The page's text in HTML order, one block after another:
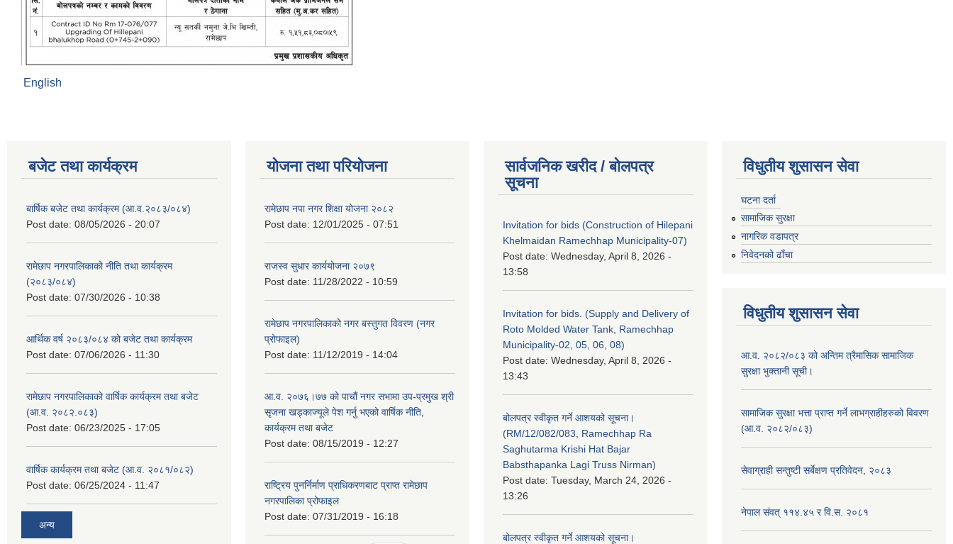
English
बजेट तथा कार्यक्रम
बार्षिक बजेट तथा कार्यक्रम (आ.व.२०८३/०८४)
Post date: 08/05/2026 - 20:07
रामेछाप नगरपालिकाको नीति तथा कार्यक्रम
(२०८३/०८४)
Post date: 07/30/2026 - 10:38
आर्थिक वर्ष २०८३/०८४ को बजेट तथा कार्यक्रम
Post date: 07/06/2026 - 11:30
रामेछाप नगरपालिकाको वार्षिक कार्यक्रम तथा बजेट
(आ.व. २०८२.०८३)
Post date: 06/23/2025 - 17:05
वार्षिक कार्यक्रम तथा बजेट (आ.व. २०८१/०८२)
Post date: 06/25/2024 - 11:47
अन्य
योजना तथा परियोजना
रामेछाप नपा नगर शिक्षा योजना २०८२
Post date: 12/01/2025 - 07:51
राजस्व सुधार कार्ययोजना २०७९
Post date: 11/28/2022 - 10:59
रामेछाप नगरपालिकाको नगर बस्तुगत विवरण (नगर
प्रोफाइल)
Post date: 11/12/2019 - 14:04
आ.व. २०७६।७७ को पाचौं नगर सभामा उप-प्रमुख श्री
सृजना खड्काज्यूले पेश गर्नु भएको वार्षिक नीति,
कार्यक्रम तथा बजेट
Post date: 08/15/2019 - 12:27
राष्ट्रिय पुनर्निर्माण प्राधिकरणबाट प्राप्त रामेछाप
नगरपालिका प्रोफाइल
Post date: 07/31/2019 - 16:18
सार्वजनिक खरीद / बोलपत्र
सूचना
Invitation for bids (Construction of Hilepani
Khelmaidan Ramechhap Municipality-07)
Post date: Wednesday, April 8, 2026 -
13:58
Invitation for bids. (Supply and Delivery of
Roto Molded Water Tank, Ramechhap
Municipality-02, 05, 06, 08)
Post date: Wednesday, April 8, 2026 -
13:43
बोलपत्र स्वीकृत गर्ने आशयको सूचना।
(RM/12/082/083, Ramechhap Ra
Saghutarma Krishi Hat Bajar
Babsthapanka Lagi Truss Nirman)
Post date: Tuesday, March 24, 2026 -
13:26
बोलपत्र स्वीकृत गर्ने आशयको सूचना।
विधुतीय शुसासन सेवा
घटना दर्ता
सामाजिक सुरक्षा
नागरिक वडापत्र
निवेदनको ढाँचा
विधुतीय शुसासन सेवा
आ.व. २०८२/०८३ को अन्तिम त्रैमासिक सामाजिक
सुरक्षा भुक्तानी सूची।
सामाजिक सुरक्षा भत्ता प्राप्त गर्ने लाभग्राहीहरुको विवरण
(आ.व. २०८२/०८३)
सेवाग्राही सन्तुष्टी सर्बेक्षण प्रतिवेदन, २०८३
नेपाल संवत् ११४.४५ र वि.स. २०८१